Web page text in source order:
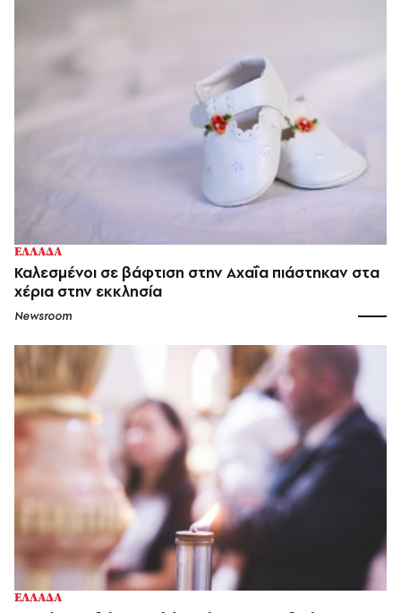
ΕΛΛΑΔΑ
Καλεσμένοι σε βάφτιση στην Αχαΐα πιάστηκαν στα
χέρια στην εκκλησία
Newsroom
ΕΛΛΑΔΑ